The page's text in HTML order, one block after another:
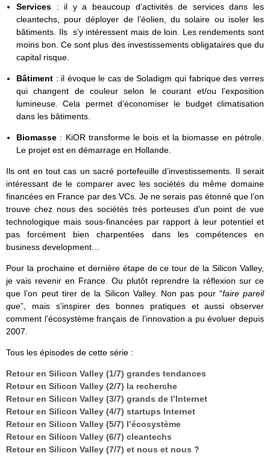
Services : il y a beaucoup d’activités de services dans les
cleantechs, pour déployer de l’éolien, du solaire ou isoler les
bâtiments. Ils s’y intéressent mais de loin. Les rendements sont
moins bon. Ce sont plus des investissements obligataires que du
capital risque.
Bâtiment : il évoque le cas de Soladigm qui fabrique des verres
qui changent de couleur selon le courant et/ou l’exposition
lumineuse. Cela permet d’économiser le budget climatisation
dans les bâtiments.
Biomasse : KiOR transforme le bois et la biomasse en pétrole.
Le projet est en démarrage en Hollande.
Ils ont en tout cas un sacré portefeuille d’investissements. Il serait
intéressant de le comparer avec les sociétés du même domaine
financées en France par des VCs. Je ne serais pas étonné que l’on
trouve chez nous des sociétés très porteuses d’un point de vue
technologique mais sous-financées par rapport à leur potentiel et
pas forcément bien charpentées dans les compétences en
business development…
Pour la prochaine et dernière étape de ce tour de la Silicon Valley,
je vais revenir en France. Ou plutôt reprendre la réflexion sur ce
que l’on peut tirer de la Silicon Valley. Non pas pour “faire pareil
que”, mais s’inspirer des bonnes pratiques et aussi observer
comment l’écosystème français de l’innovation a pu évoluer depuis
2007.
Tous les épisodes de cette série :
Retour en Silicon Valley (1/7) grandes tendances
Retour en Silicon Valley (2/7) la recherche
Retour en Silicon Valley (3/7) grands de l’Internet
Retour en Silicon Valley (4/7) startups Internet
Retour en Silicon Valley (5/7) l’écosystème
Retour en Silicon Valley (6/7) cleantechs
Retour en Silicon Valley (7/7) et nous et nous ?